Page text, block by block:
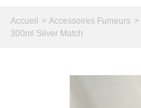
Accueil > Accessoires Fumeurs >
300ml Silver Match